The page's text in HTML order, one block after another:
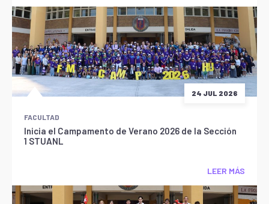
24 JUL 2026
FACULTAD
Inicia el Campamento de Verano 2026 de la Sección
1 STUANL
LEER MÁS